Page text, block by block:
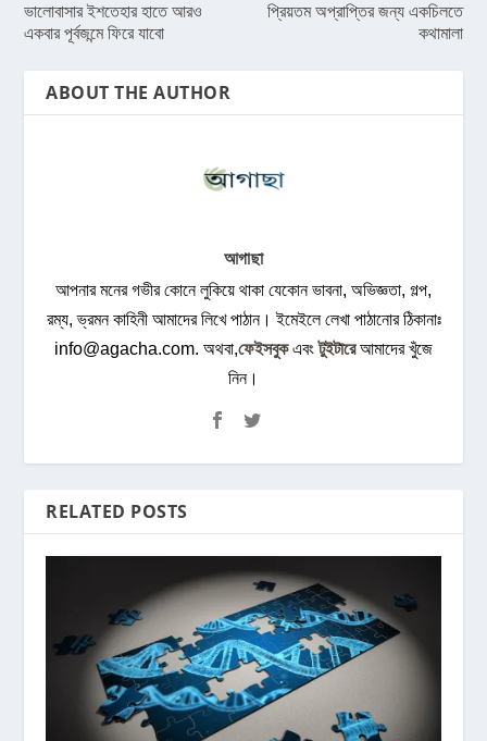
ভালোবাসার ইশতেহার হাতে আরও
একবার পূর্বজন্মে ফিরে যাবো
প্রিয়তম অপ্রাপ্তির জন্য একচিলতে
কথামালা
ABOUT THE AUTHOR
আগাছা
আপনার মনের গভীর কোনে লুকিয়ে থাকা যেকোন ভাবনা, অভিজ্ঞতা, গল্প,
রম্য, ভ্রমন কাহিনী আমাদের লিখে পাঠান। ইমেইলে লেখা পাঠানোর ঠিকানাঃ
info@agacha.com. অথবা,ফেইসবুকএবংটুইটারেআমাদের খুঁজে
নিন।
RELATED POSTS